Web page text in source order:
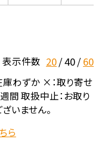
表示件数 20 40 60
わずか ×：取り寄せ
間 取扱中止：お取り
いません。
ら